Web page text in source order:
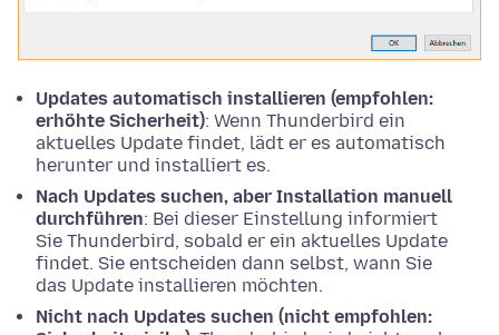
Updates automatisch installieren (empfohlen:
erhöhte Sicherheit): Wenn Thunderbird ein
aktuelles Update findet, lädt er es automatisch
herunter und installiert es.
Nach Updates suchen, aber Installation manuell
durchführen: Bei dieser Einstellung informiert
Sie Thunderbird, sobald er ein aktuelles Update
findet. Sie entscheiden dann selbst, wann Sie
das Update installieren möchten.
Nicht nach Updates suchen (nicht empfohlen: